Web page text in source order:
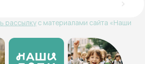
рассылку с материалами сайта «Наши